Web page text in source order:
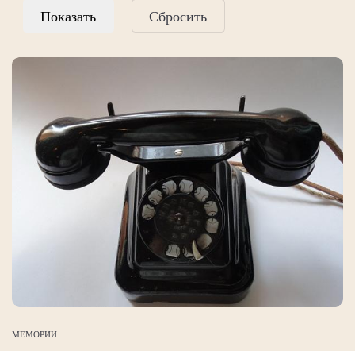
Сбросить
МЕМОРИИ